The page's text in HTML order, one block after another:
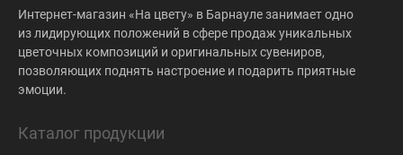
Интернет-магазин «На цвету» в Барнауле занимает одно
из лидирующих положений в сфере продаж уникальных
цветочных композиций и оригинальных сувениров,
позволяющих поднять настроение и подарить приятные
эмоции.
Каталог продукции